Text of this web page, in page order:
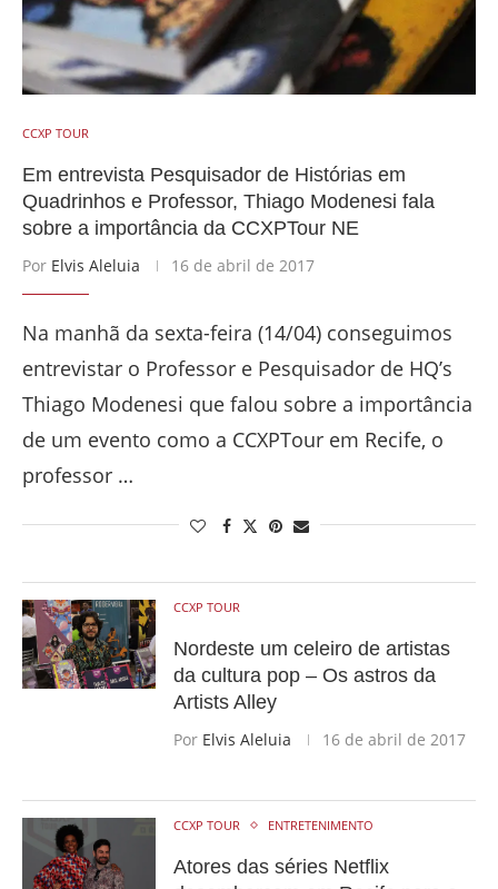
CCXP TOUR
Em entrevista Pesquisador de Histórias em
Quadrinhos e Professor, Thiago Modenesi fala
sobre a importância da CCXPTour NE
Por Elvis Aleluia 16 de abril de 2017
Na manhã da sexta-feira (14/04) conseguimos
entrevistar o Professor e Pesquisador de HQ’s
Thiago Modenesi que falou sobre a importância
de um evento como a CCXPTour em Recife, o
professor …
CCXP TOUR
Nordeste um celeiro de artistas
da cultura pop – Os astros da
Artists Alley
Por Elvis Aleluia 16 de abril de 2017
CCXP TOUR ENTRETENIMENTO
Atores das séries Netflix